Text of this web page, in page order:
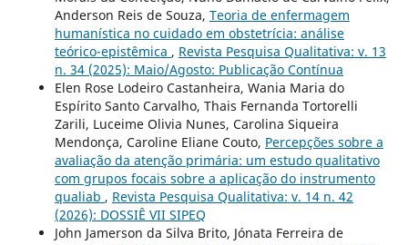
Anderson Reis de Souza, Teoria de enfermagem
humanística no cuidado em obstetrícia: análise
teórico-epistêmica , Revista Pesquisa Qualitativa: v. 13
n. 34 (2025): Maio/Agosto: Publicação Contínua
Elen Rose Lodeiro Castanheira, Wania Maria do
Espírito Santo Carvalho, Thais Fernanda Tortorelli
Zarili, Luceime Olivia Nunes, Carolina Siqueira
Mendonça, Caroline Eliane Couto, Percepções sobre a
avaliação da atenção primária: um estudo qualitativo
com grupos focais sobre a aplicação do instrumento
qualiab , Revista Pesquisa Qualitativa: v. 14 n. 42
(2026): DOSSIÊ VII SIPEQ
John Jamerson da Silva Brito, Jónata Ferreira de